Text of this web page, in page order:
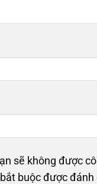
sẽ không được
buộc được đánh